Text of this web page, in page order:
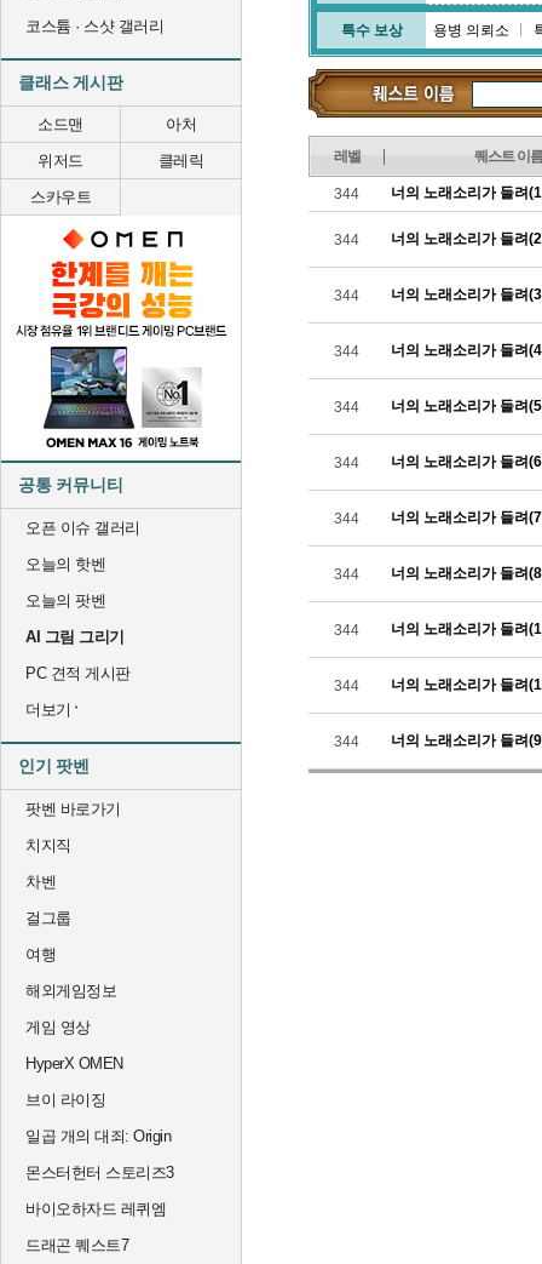
코스튬 · 스샷 갤러리
클래스 게시판
소드맨
아처
위저드
클레릭
스카우트
공통 커뮤니티
오픈 이슈 갤러리
오늘의 핫벤
오늘의 팟벤
AI 그림 그리기
PC 견적 게시판
더보기
인기 팟벤
팟벤 바로가기
치지직
차벤
걸그룹
여행
해외게임정보
게임 영상
HyperX OMEN
브이 라이징
일곱 개의 대죄: Origin
몬스터헌터 스토리즈3
바이오하자드 레퀴엠
드래곤 퀘스트7
특수 보상 용병 의뢰소
레벨 퀘스트 이름
344 너의 노래소리가 들려
344 너의 노래소리가 들려
344 너의 노래소리가 들려
344 너의 노래소리가 들려
344 너의 노래소리가 들려
344 너의 노래소리가 들려
344 너의 노래소리가 들려
344 너의 노래소리가 들려
344 너의 노래소리가 들려
344 너의 노래소리가 들려
344 너의 노래소리가 들려